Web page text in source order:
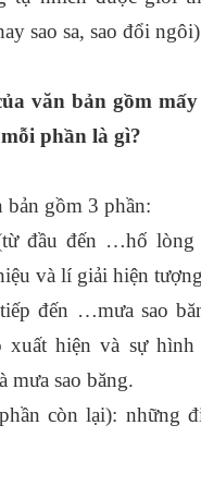
sao sa, sao đổi
văn bản gồm
phần là gì?
bản gồm 3 phần:
đầu đến …hố lòng
và lí giải hiện
đến …mưa sao
xuất hiện và sự hình
mưa sao băng.
còn lại): những